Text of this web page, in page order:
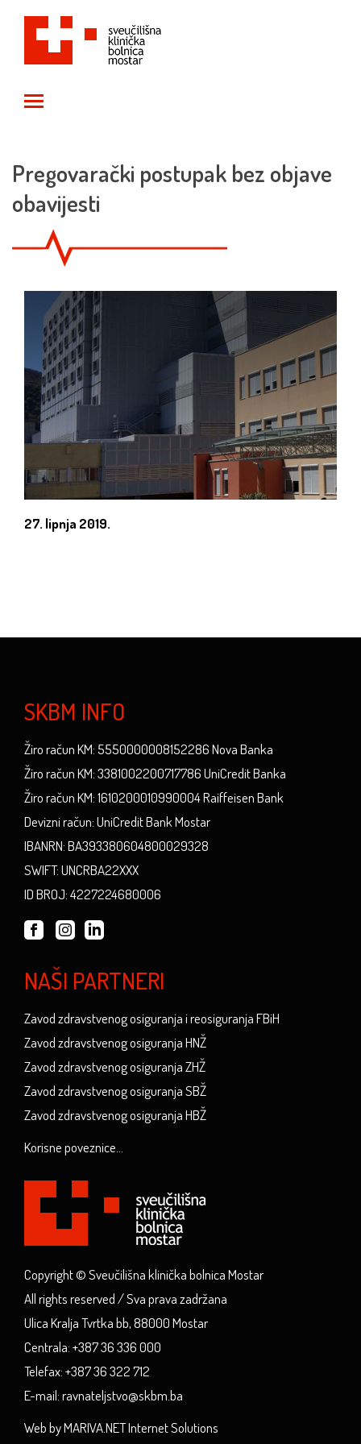
Pregovarački postupak bez objave
obavijesti
27. lipnja 2019.
SKBM INFO
Žiro račun KM: 5550000008152286 Nova Banka
Žiro račun KM: 3381002200717786 UniCredit Banka
Žiro račun KM: 1610200010990004 Raiffeisen Bank
Devizni račun: UniCredit Bank Mostar
IBANRN: BA393380604800029328
SWIFT: UNCRBA22XXX
ID BROJ: 4227224680006
NAŠI PARTNERI
Zavod zdravstvenog osiguranja i reosiguranja FBiH
Zavod zdravstvenog osiguranja HNŽ
Zavod zdravstvenog osiguranja ZHŽ
Zavod zdravstvenog osiguranja SBŽ
Zavod zdravstvenog osiguranja HBŽ
Korisne poveznice...
Copyright © Sveučilišna klinička bolnica Mostar
All rights reserved / Sva prava zadržana
Ulica Kralja Tvrtka bb, 88000 Mostar
Centrala: +387 36 336 000
Telefax: +387 36 322 712
E-mail: ravnateljstvo@skbm.ba
Web by MARIVA.NET Internet Solutions